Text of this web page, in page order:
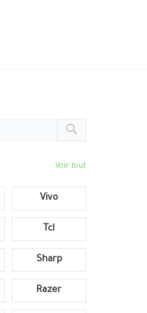
Voir tout
Vivo
Tcl
Sharp
Razer